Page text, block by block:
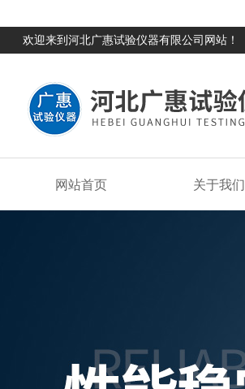
欢迎来到河北广惠试验仪器有限公司网站！
网站首页 关于我们